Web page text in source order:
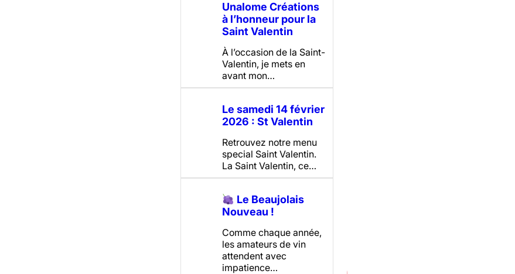
Unalome Créations
à l’honneur pour la
Saint Valentin
À l’occasion de la Saint-
Valentin, je mets en
avant mon…
Le samedi 14 février
2026 : St Valentin
Retrouvez notre menu
special Saint Valentin.
La Saint Valentin, ce…
Le Beaujolais
Nouveau !
Comme chaque année,
les amateurs de vin
attendent avec
impatience…